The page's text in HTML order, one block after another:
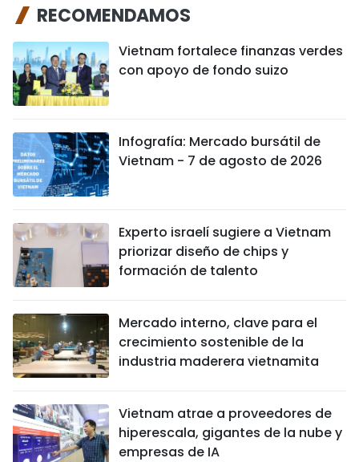
RECOMENDAMOS
Vietnam fortalece finanzas verdes
con apoyo de fondo suizo
Infografía: Mercado bursátil de
Vietnam - 7 de agosto de 2026
Experto israelí sugiere a Vietnam
priorizar diseño de chips y
formación de talento
Mercado interno, clave para el
crecimiento sostenible de la
industria maderera vietnamita
Vietnam atrae a proveedores de
hiperescala, gigantes de la nube y
empresas de IA